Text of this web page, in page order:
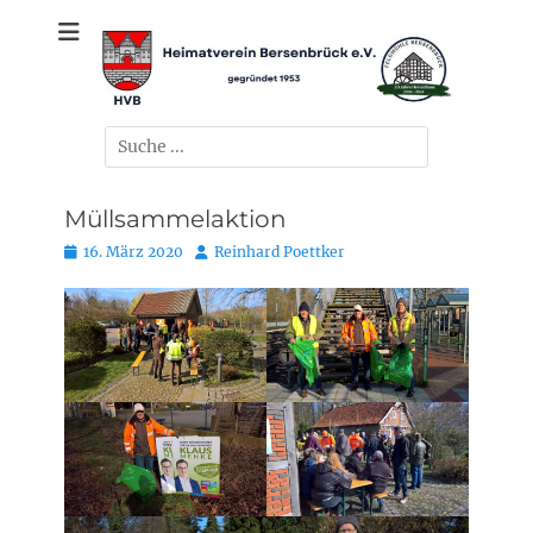
Heimatverein
Bersenbrück e.V.
gegründet 1953
Suchen
nach:
Müllsammelaktion
Posted
16. März 2020 AutorReinhard Poettker